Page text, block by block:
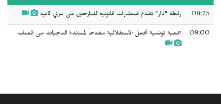
08:25 رابطة "دار" تقدم استشارات قانونية للنازحين من سري كانيه
08:00 جمعية تونسية تجعل الاستقلالية مفتاحاً لمساندة الناجيات من العنف